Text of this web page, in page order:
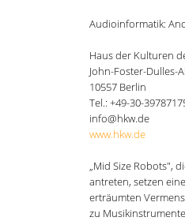
Audioinformatik:
Haus der Kulturen
John-Foster-Dulles-
10557 Berlin
Tel.: +49-30-
info@hkw.de
www.hkw.de
„Mid Size Robots",
antreten, setzen
erträumten
zu